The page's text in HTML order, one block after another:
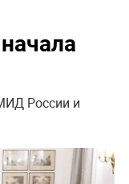
России и